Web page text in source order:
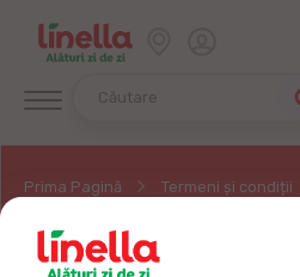
Prima Pagină Termeni și condiții
TERMENI ȘI